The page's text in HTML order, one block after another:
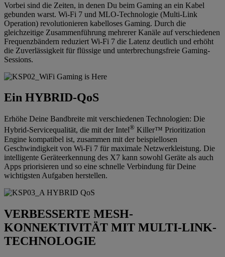
Vorbei sind die Zeiten, in denen Du beim Gaming an ein Kabel
gebunden warst. Wi-Fi 7 und MLO-Technologie (Multi-Link
Operation) revolutionieren kabelloses Gaming. Durch die
gleichzeitige Zusammenführung mehrerer Kanäle auf verschiedenen
Frequenzbändern reduziert Wi-Fi 7 die Latenz deutlich und erhöht
die Zuverlässigkeit für flüssige und unterbrechungsfreie Gaming-
Sessions.
Ein HYBRID-QoS
Erhöhe Deine Bandbreite mit verschiedenen Technologien: Die
Hybrid-Servicequalität, die mit der Intel® Killer™ Prioritization
Engine kompatibel ist, zusammen mit der beispiellosen
Geschwindigkeit von Wi-Fi 7 für maximale Netzwerkleistung. Die
intelligente Geräteerkennung des X7 kann sowohl Geräte als auch
Apps priorisieren und so eine schnelle Verbindung für Deine
wichtigsten Aufgaben herstellen.
VERBESSERTE MESH-
KONNEKTIVITÄT MIT MULTI-LINK-
TECHNOLOGIE